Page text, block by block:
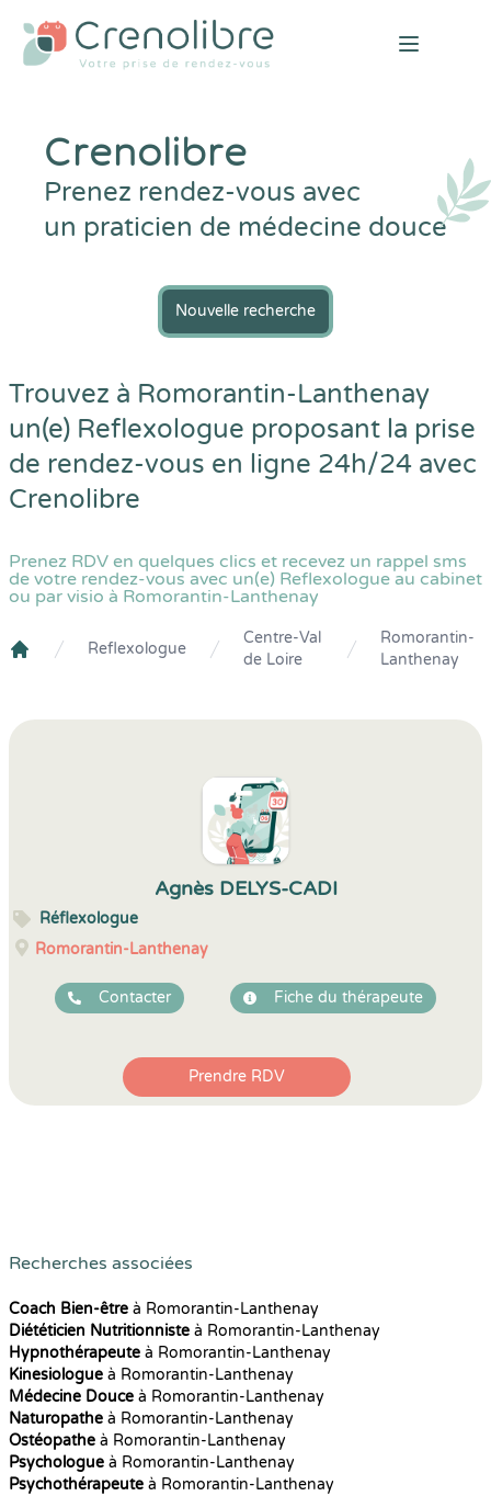
Open
Crenolibre
Prenez rendez-vous avec
un praticien de médecine douce
Nouvelle recherche
Trouvez à Romorantin-Lanthenay
un(e) Reflexologue proposant la prise
de rendez-vous en ligne 24h/24 avec
Crenolibre
Prenez RDV en quelques clics et recevez un rappel sms
de votre rendez-vous avec un(e) Reflexologue au cabinet
ou par visio à Romorantin-Lanthenay
Reflexologue
Centre-Val
de Loire
Romorantin-
Lanthenay
Agnès DELYS-CADI
Réflexologue
Romorantin-Lanthenay
Contacter Fiche du thérapeute
Prendre RDV
Recherches associées
Coach Bien-être à Romorantin-Lanthenay
Diététicien Nutritionniste à Romorantin-Lanthenay
Hypnothérapeute à Romorantin-Lanthenay
Kinesiologue à Romorantin-Lanthenay
Médecine Douce à Romorantin-Lanthenay
Naturopathe à Romorantin-Lanthenay
Ostéopathe à Romorantin-Lanthenay
Psychologue à Romorantin-Lanthenay
Psychothérapeute à Romorantin-Lanthenay